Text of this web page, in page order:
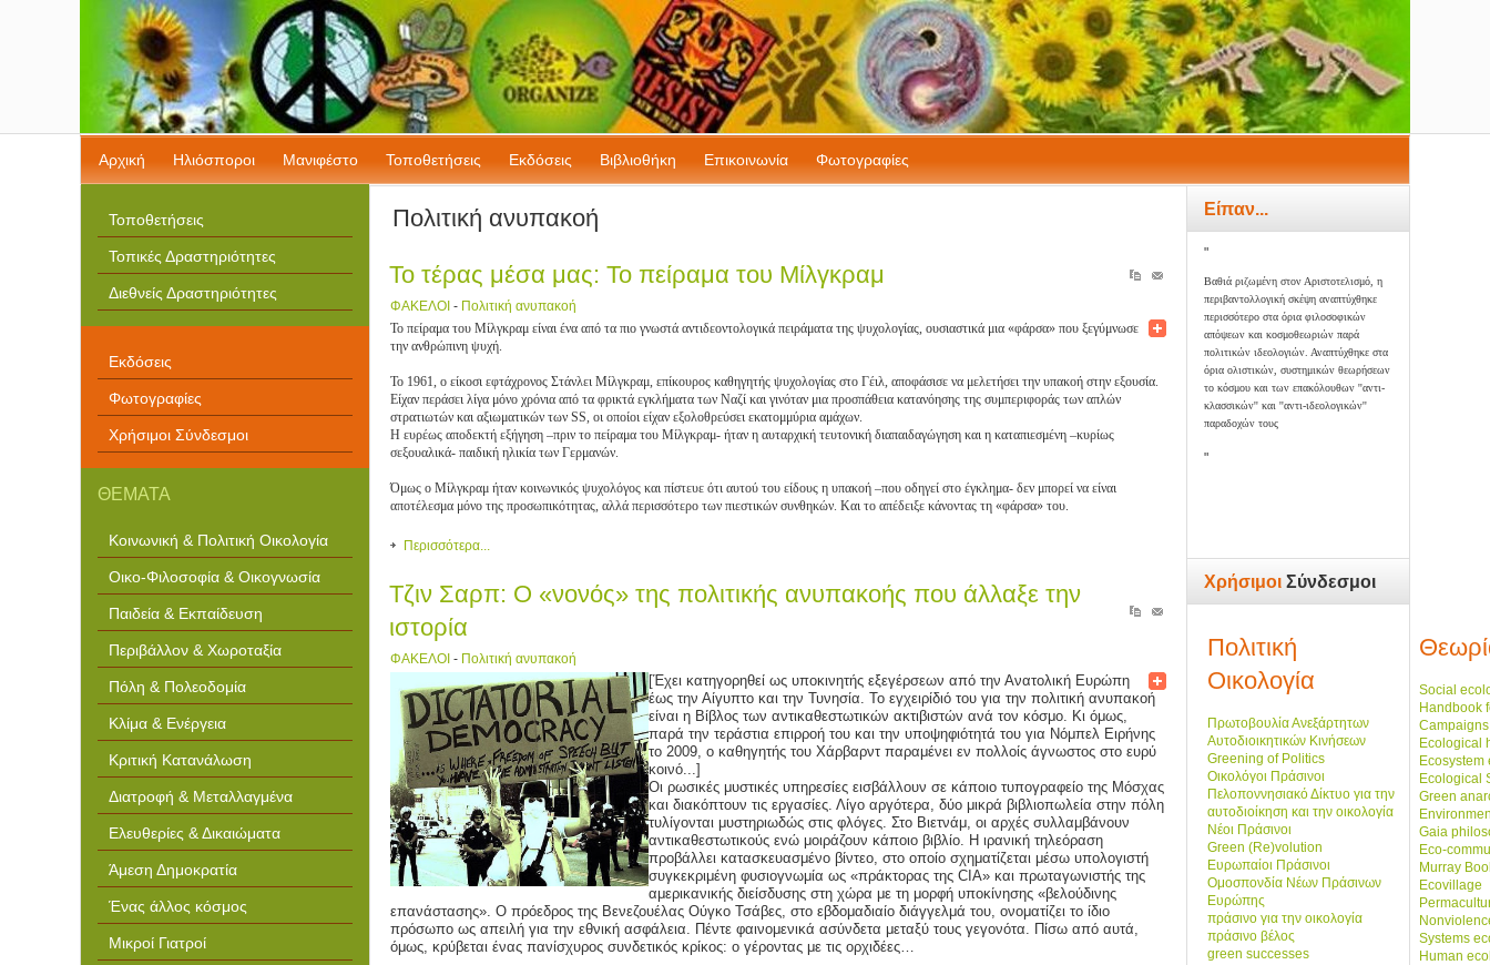
Αρχική Ηλιόσποροι Μανιφέστο Τοποθετήσεις Εκδόσεις Bιβλιοθήκη Επικοινωνία Φωτογραφίες
Είπαν...
"
Βαθιά ριζωμένη στον Αριστοτελισμό, η
περιβαντολλογική σκέψη αναπτύχθηκε
περισσότερο στα όρια φιλοσοφικών
απόψεων και κοσμοθεωριών παρά
πολιτικών ιδεολογιών. Αναπτύχθηκε στα
όρια ολιστικών, συστημικών θεωρήσεων
το κόσμου και των επακόλουθων ''αντι-
κλασσικών'' και ''αντι-ιδεολογικών''
παραδοχών τους
"
Χρήσιμοι Σύνδεσμοι
Πολιτική
Οικολογία
Πρωτοβουλία Ανεξάρτητων
Αυτοδιοικητικών Κινήσεων
Greening of Politics
Οικολόγοι Πράσινοι
Πελοποννησιακό Δίκτυο για την
αυτοδιοίκηση και την οικολογία
Νέοι Πράσινοι
Green (Re)volution
Ευρωπαίοι Πράσινοι
Ομοσπονδία Νέων Πράσινων
Ευρώπης
πράσινο για την οικολογία
πράσινο βέλος
green successes
Social
Handbook
Campaigns
Ecological
Ecosystem
Ecological
Green
Gaia
Eco-
Murray
Ecovillage
Systems
Human
Τοποθετήσεις
Τοπικές Δραστηριότητες
Διεθνείς Δραστηριότητες
Εκδόσεις
Φωτογραφίες
Χρήσιμοι Σύνδεσμοι
ΘΕΜΑΤΑ
Κοινωνική & Πολιτική Οικολογία
Οικο-Φιλοσοφία & Οικογνωσία
Παιδεία & Εκπαίδευση
Περιβάλλον & Χωροταξία
Πόλη & Πολεοδομία
Κλίμα & Ενέργεια
Κριτική Κατανάλωση
Διατροφή & Μεταλλαγμένα
Ελευθερίες & Δικαιώματα
Άμεση Δημοκρατία
Ένας άλλος κόσμος
Μικροί Γιατροί
Πολιτική ανυπακοή
Το τέρας μέσα μας: Το πείραμα του Μίλγκραμ
ΦΑΚΕΛΟΙ - Πολιτική ανυπακοή
Το πείραμα του Μίλγκραμ είναι ένα από τα πιο γνωστά αντιδεοντολογικά πειράματα της ψυχολογίας, ουσιαστικά μια «φάρσα» που ξεγύμνωσε
την ανθρώπινη ψυχή.
Το 1961, ο είκοσι εφτάχρονος Στάνλει Μίλγκραμ, επίκουρος καθηγητής ψυχολογίας στο Γέιλ, αποφάσισε να μελετήσει την υπακοή στην εξουσία.
Είχαν περάσει λίγα μόνο χρόνια από τα φρικτά εγκλήματα των Ναζί και γινόταν μια προσπάθεια κατανόησης της συμπεριφοράς των απλών
στρατιωτών και αξιωματικών των SS, οι οποίοι είχαν εξολοθρεύσει εκατομμύρια αμάχων.
Η ευρέως αποδεκτή εξήγηση –πριν το πείραμα του Μίλγκραμ- ήταν η αυταρχική τευτονική διαπαιδαγώγηση και η καταπιεσμένη –κυρίως
σεξουαλικά- παιδική ηλικία των Γερμανών.
Όμως ο Μίλγκραμ ήταν κοινωνικός ψυχολόγος και πίστευε ότι αυτού του είδους η υπακοή –που οδηγεί στο έγκλημα- δεν μπορεί να είναι
αποτέλεσμα μόνο της προσωπικότητας, αλλά περισσότερο των πιεστικών συνθηκών. Και το απέδειξε κάνοντας τη «φάρσα» του.
Περισσότερα...
Τζιν Σαρπ: Ο «νονός» της πολιτικής ανυπακοής που άλλαξε την
ιστορία
ΦΑΚΕΛΟΙ - Πολιτική ανυπακοή
[Έχει κατηγορηθεί ως υποκινητής εξεγέρσεων από την Ανατολική Ευρώπη
έως την Αίγυπτο και την Τυνησία. Το εγχειρίδιό του για την πολιτική ανυπακοή
είναι η Βίβλος των αντικαθεστωτικών ακτιβιστών ανά τον κόσμο. Κι όμως,
παρά την τεράστια επιρροή του και την υποψηφιότητά του για Νόμπελ Ειρήνης
το 2009, ο καθηγητής του Χάρβαρντ παραμένει εν πολλοίς άγνωστος στο ευρύ
κοινό...]
Οι ρωσικές μυστικές υπηρεσίες εισβάλλουν σε κάποιο τυπογραφείο της Μόσχας
και διακόπτουν τις εργασίες. Λίγο αργότερα, δύο μικρά βιβλιοπωλεία στην πόλη
τυλίγονται μυστηριωδώς στις φλόγες. Στο Βιετνάμ, οι αρχές συλλαμβάνουν
αντικαθεστωτικούς ενώ μοιράζουν κάποιο βιβλίο. Η ιρανική τηλεόραση
προβάλλει κατασκευασμένο βίντεο, στο οποίο σχηματίζεται μέσω υπολογιστή
συγκεκριμένη φυσιογνωμία ως «πράκτορας της CIA» και πρωταγωνιστής της
αμερικανικής διείσδυσης στη χώρα με τη μορφή υποκίνησης «βελούδινης
επανάστασης». Ο πρόεδρος της Βενεζουέλας Ούγκο Τσάβες, στο εβδομαδιαίο διάγγελμά του, ονοματίζει το ίδιο
πρόσωπο ως απειλή για την εθνική ασφάλεια. Πέντε φαινομενικά ασύνδετα μεταξύ τους γεγονότα. Πίσω από αυτά,
όμως, κρύβεται ένας πανίσχυρος συνδετικός κρίκος: ο γέροντας με τις ορχιδέες…